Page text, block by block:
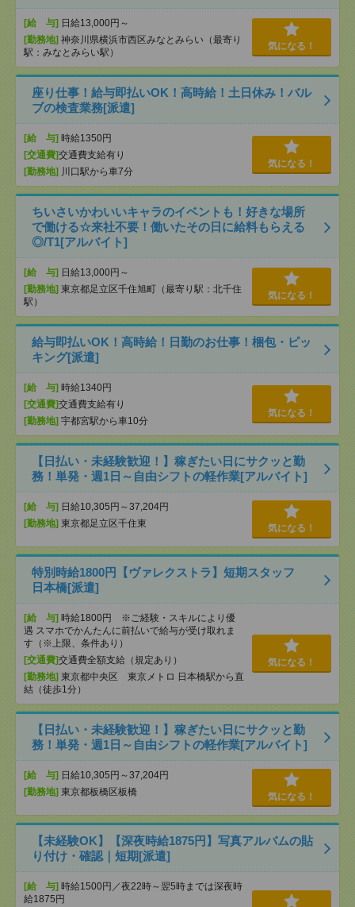
[給 与] 日給13,000円～
[勤務地] 神奈川県横浜市西区みなとみらい（最寄り
駅：みなとみらい駅）
気になる！
座り仕事！給与即払いOK！高時給！土日休み！バル
ブの検査業務[派遣]
[給 与] 時給1350円
[交通費]交通費支給有り
[勤務地] 川口駅から車7分
気になる！
ちいさいかわいいキャラのイベントも！好きな場所
で働ける☆来社不要！働いたその日に給料もらえる
◎/T1[アルバイト]
[給 与] 日給13,000円～
[勤務地] 東京都足立区千住旭町（最寄り駅：北千住
駅）
気になる！
給与即払いOK！高時給！日勤のお仕事！梱包・ピッ
キング[派遣]
[給 与] 時給1340円
[交通費]交通費支給有り
[勤務地] 宇都宮駅から車10分
気になる！
【日払い・未経験歓迎！】稼ぎたい日にサクッと勤
務！単発・週1日～自由シフトの軽作業[アルバイト]
[給 与] 日給10,305円～37,204円
[勤務地] 東京都足立区千住東 気になる！
特別時給1800円【ヴァレクストラ】短期スタッフ
日本橋[派遣]
[給 与] 時給1800円 ※ご経験・スキルにより優
遇 スマホでかんたんに前払いで給与が受け取れま
す（※上限、条件あり）
[交通費]交通費全額支給（規定あり）
[勤務地] 東京都中央区 東京メトロ 日本橋駅から直
結（徒歩1分）
気になる！
【日払い・未経験歓迎！】稼ぎたい日にサクッと勤
務！単発・週1日～自由シフトの軽作業[アルバイト]
[給 与] 日給10,305円～37,204円
[勤務地] 東京都板橋区板橋 気になる！
【未経験OK】【深夜時給1875円】写真アルバムの貼
り付け・確認｜短期[派遣]
[給 与] 時給1500円／夜22時～翌5時までは深夜時
給1875円